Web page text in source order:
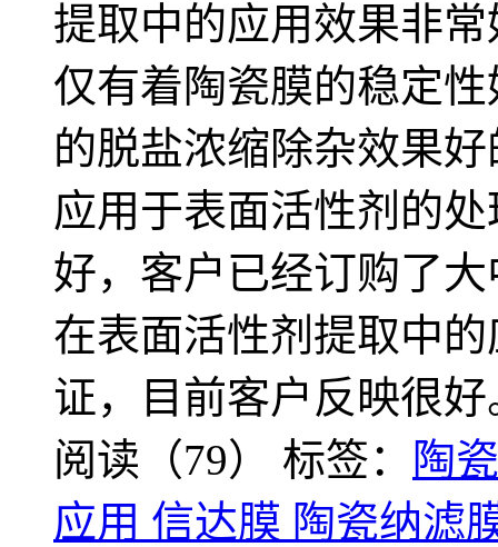
提取中的应用效果非
仅有着陶瓷膜的稳定
的脱盐浓缩除杂效果
应用于表面活性剂的
好，客户已经订购了
在表面活性剂提取中
证，目前客户反映很好
阅读（79） 标签：
陶
应用 信达膜 陶瓷纳滤